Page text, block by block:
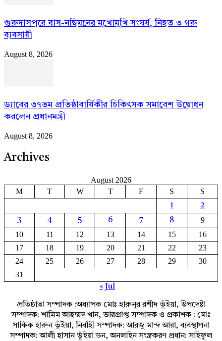
গুরুদাসপুরে বাস-নছিমনের মুখোমুখি সংঘর্ষ, নিহত ৩ গরু
ব্যবসায়ী
August 8, 2026
ড্যাবের ৩৭তম প্রতিষ্ঠাবার্ষিকীর চিকিৎসক সমাবেশ উদ্বোধন
করলেন প্রধানমন্ত্রী
August 8, 2026
Archives
August 2026
M
T W T F S S
1
2
3
4 5 6 7 8
9
10
11 12 13 14 15
16
17
18 19 20 21 22
23
24
25 26 27 28 29
30
31
« Jul
প্রতিষ্ঠাতা সম্পাদক :অধ্যাপক মোঃ হারুনুর রশীদ ভূঁইয়া, উপদেষ্টা
সম্পাদক: শামিম আহম্মদ খান, ভারপ্রাপ্ত সম্পাদক ও প্রকাশক : মোঃ
সাকিক হারুন ভূঁইয়া, নির্বাহী সম্পাদক: আরজু মান্দ আরা, ব্যবস্থাপনা
সম্পাদক: আলী হাসান ভূঁইয়া ডন, অনলাইন সংস্ত্রকরণ প্রধান: সাইফুল